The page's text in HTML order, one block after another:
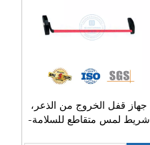
جهاز قفل الخروج من الذعر،
شريط لمس متقاطع للسلامة-